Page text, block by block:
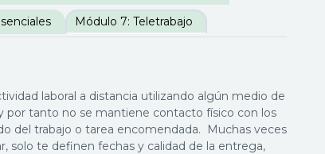
Módulo 7: Teletrabajo
laboral a distancia utilizando algún medio de
por tanto no se mantiene contacto físico con los
del trabajo o tarea encomendada. Muchas veces
solo te definen fechas y calidad de la entrega,